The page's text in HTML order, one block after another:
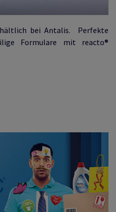
bei Antalis. Perfekte
Formulare mit reacto®